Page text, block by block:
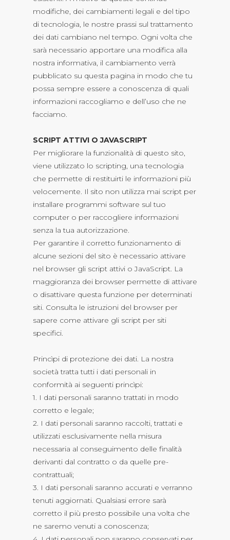
modifiche, dei cambiamenti legali e del tipo
di tecnologia, le nostre prassi sul trattamento
dei dati cambiano nel tempo. Ogni volta che
sarà necessario apportare una modifica alla
nostra informativa, il cambiamento verrà
pubblicato su questa pagina in modo che tu
possa sempre essere a conoscenza di quali
informazioni raccogliamo e dell’uso che ne
facciamo.
SCRIPT ATTIVI O JAVASCRIPT
Per migliorare la funzionalità di questo sito,
viene utilizzato lo scripting, una tecnologia
che permette di restituirti le informazioni più
velocemente. Il sito non utilizza mai script per
installare programmi software sul tuo
computer o per raccogliere informazioni
senza la tua autorizzazione.
Per garantire il corretto funzionamento di
alcune sezioni del sito è necessario attivare
nel browser gli script attivi o JavaScript. La
maggioranza dei browser permette di attivare
o disattivare questa funzione per determinati
siti. Consulta le istruzioni del browser per
sapere come attivare gli script per siti
specifici.
Princìpi di protezione dei dati. La nostra
società tratta tutti i dati personali in
conformità ai seguenti princìpi:
1. I dati personali saranno trattati in modo
corretto e legale;
2. I dati personali saranno raccolti, trattati e
utilizzati esclusivamente nella misura
necessaria al conseguimento delle finalità
derivanti dal contratto o da quelle pre-
contrattuali;
3. I dati personali saranno accurati e verranno
tenuti aggiornati. Qualsiasi errore sarà
corretto il più presto possibile una volta che
ne saremo venuti a conoscenza;